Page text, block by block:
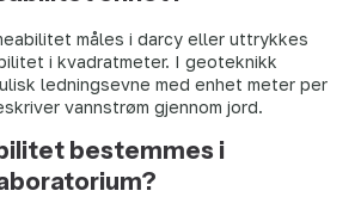
måles i darcy eller uttrykkes
i kvadratmeter. I geoteknikk
ledningsevne med enhet meter per
vannstrøm gjennom jord.
bestemmes i